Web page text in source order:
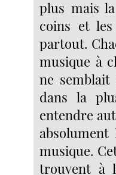
plus mais
coins et
partout.
musique à
ne
dans la
entendre
musique.
trouvent à